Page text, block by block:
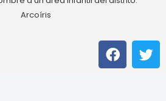
Arcoíris
F
a
c
T
w
i